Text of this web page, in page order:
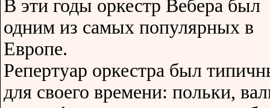
В эти годы оркестр Вебера был
одним из самых популярных в
Европе.
Репертуар оркестра был
для своего времени: польки,